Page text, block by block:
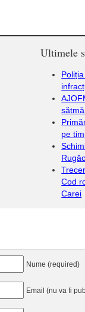
Ultimele
pe
Cod
Carei
Nume (required)
Email (nu va fi